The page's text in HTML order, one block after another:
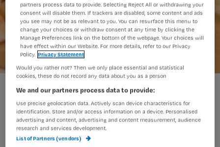
MAARSSEN – De Nederlandse Diabetes
Federatie (NDF) brengt op 1 oktober
partners process data to provide. Selecting Reject All or withdrawing your
consent will disable them. If trackers are disabled, some content and ads
you see may not be as relevant to you. You can resurface this menu to
change your choices or withdraw consent at any time by clicking the
Manage Preferences link on the bottom of the webpage. Your choices will
have effect within our Website. For more details, refer to our Privacy
Policy. Privacy Statement
Would you rather not? Then we only place essential and statistical
cookies, these do not record any data about you as a person
We and our partners process data to provide:
Use precise geolocation data. Actively scan device characteristics for
identification. Store and/or access information on a device. Personalised
advertising and content, advertising and content measurement, audience
research and services development.
List of Partners (vendors)